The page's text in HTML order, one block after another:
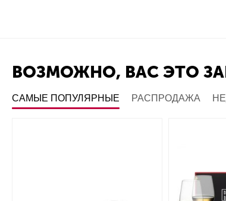
ВОЗМОЖНО, ВАС ЭТО
САМЫЕ ПОПУЛЯРНЫЕ РАСПРОДАЖА